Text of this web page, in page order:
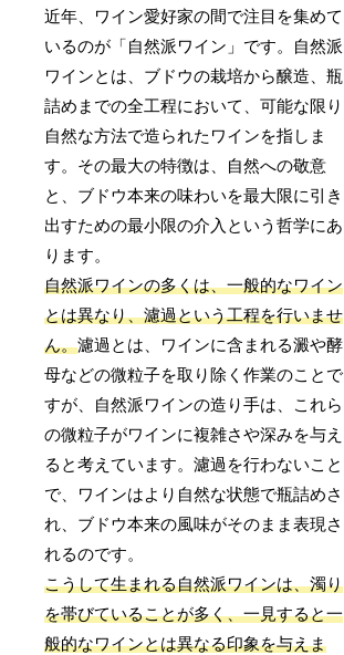
近年、ワイン愛好家の間で注目を集めて
いるのが「自然派ワイン」です。自然派
ワインとは、ブドウの栽培から醸造、瓶
詰めまでの全工程において、可能な限り
自然な方法で造られたワインを指しま
す。その最大の特徴は、自然への敬意
と、ブドウ本来の味わいを最大限に引き
出すための最小限の介入という哲学にあ
ります。
自然派ワインの多くは、一般的なワイン
とは異なり、濾過という工程を行いませ
ん。濾過とは、ワインに含まれる澱や酵
母などの微粒子を取り除く作業のことで
すが、自然派ワインの造り手は、これら
の微粒子がワインに複雑さや深みを与え
ると考えています。濾過を行わないこと
で、ワインはより自然な状態で瓶詰めさ
れ、ブドウ本来の風味がそのまま表現さ
れるのです。
こうして生まれる自然派ワインは、濁り
を帯びていることが多く、一見すると一
般的なワインとは異なる印象を与えま